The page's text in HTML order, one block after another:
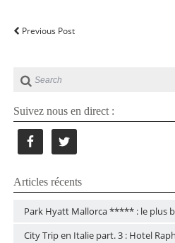
Previous Post
Suivez nous en direct :
Articles récents
Park Hyatt Mallorca ***** : le plus
City Trip en Italie part. 3 : Hotel